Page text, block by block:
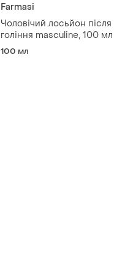
Farmasi
Чоловічий лосьйон після
гоління masculine, 100 мл
100 мл